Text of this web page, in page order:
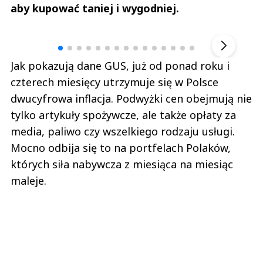
aby kupować taniej i wygodniej.
Jak pokazują dane GUS, już od ponad roku i
czterech miesięcy utrzymuje się w Polsce
dwucyfrowa inflacja. Podwyżki cen obejmują nie
tylko artykuły spożywcze, ale także opłaty za
media, paliwo czy wszelkiego rodzaju usługi.
Mocno odbija się to na portfelach Polaków,
których siła nabywcza z miesiąca na miesiąc
maleje.